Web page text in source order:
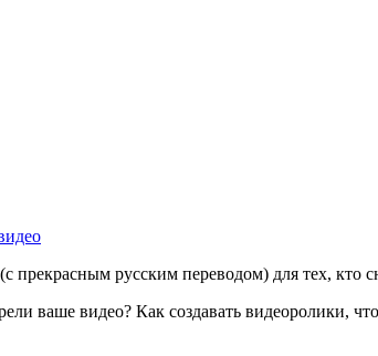
прекрасным русским переводом) для тех, кто
ваше видео? Как создавать видеоролики,